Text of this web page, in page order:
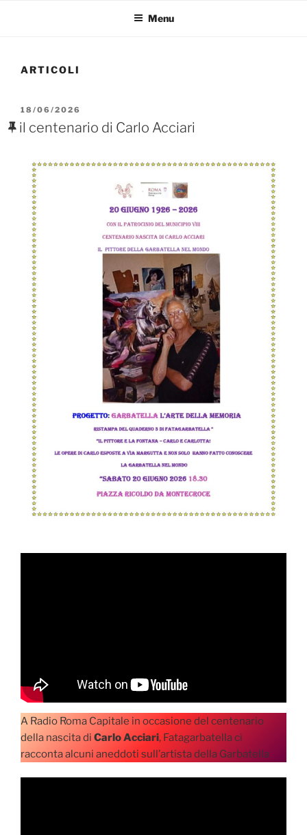
Menu
ARTICOLI
PUBBLICATO
IL
18/06/2026
il centenario di Carlo Acciari
A Radio Roma Capitale in occasione del centenario
della nascita di Carlo Acciari, Fatagarbatella ci
racconta alcuni aneddoti sull’artista della Garbatella